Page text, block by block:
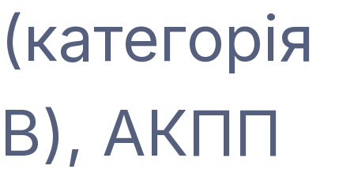
(категорія
В), АКПП